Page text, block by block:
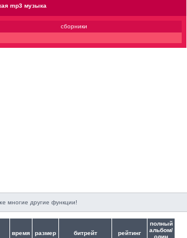
mp3 музыка
сборники
многие другие функции!
время размер битрейт рейтинг
полный
альбом/
один